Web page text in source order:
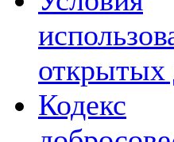
Кодекс